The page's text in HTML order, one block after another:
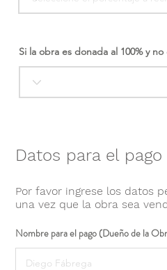
Si la obra es donada al 100% y
Datos para el
Por favor ingrese los datos
una vez que la obra sea
Nombre para el pago (Dueño de la